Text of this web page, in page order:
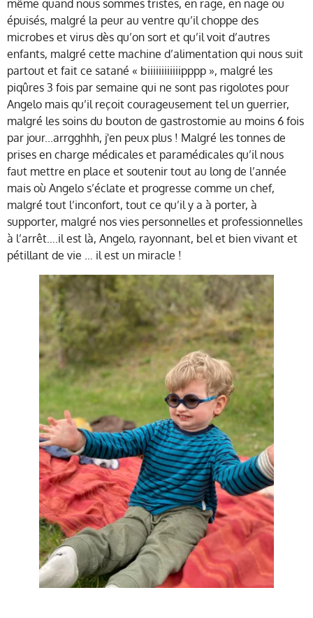
même quand nous sommes tristes, en rage, en nage ou
épuisés, malgré la peur au ventre qu’il choppe des
microbes et virus dès qu’on sort et qu’il voit d’autres
enfants, malgré cette machine d’alimentation qui nous suit
partout et fait ce satané « biiiiiiiiiiiipppp », malgré les
piqûres 3 fois par semaine qui ne sont pas rigolotes pour
Angelo mais qu’il reçoit courageusement tel un guerrier,
malgré les soins du bouton de gastrostomie au moins 6 fois
par jour...arrgghhh, j'en peux plus ! Malgré les tonnes de
prises en charge médicales et paramédicales qu’il nous
faut mettre en place et soutenir tout au long de l’année
mais où Angelo s’éclate et progresse comme un chef,
malgré tout l’inconfort, tout ce qu’il y a à porter, à
supporter, malgré nos vies personnelles et professionnelles
à l’arrêt….il est là, Angelo, rayonnant, bel et bien vivant et
pétillant de vie … il est un miracle !